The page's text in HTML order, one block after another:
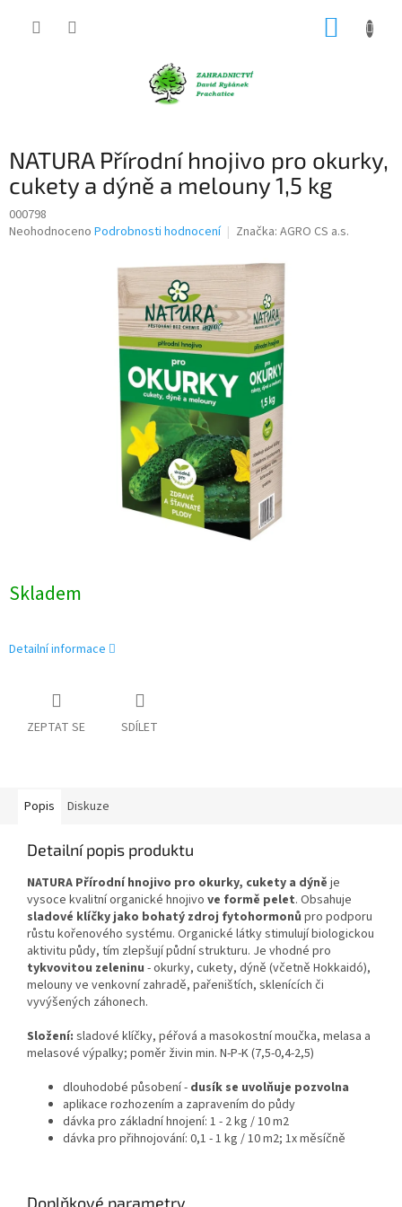
NATURA Přírodní hnojivo pro okurky,
cukety a dýně a melouny 1,5 kg
000798
Průměrné
Neohodnoceno Podrobnosti hodnocení Značka: AGRO CS a.s.
Skladem
Detailní informace
ZEPTAT SE SDÍLET
Popis Diskuze
Detailní popis produktu
NATURA Přírodní hnojivo pro okurky, cukety a dýně je
vysoce kvalitní organické hnojivo ve formě pelet. Obsahuje
sladové klíčky jako bohatý zdroj fytohormonů pro podporu
růstu kořenového systému. Organické látky stimulují biologickou
aktivitu půdy, tím zlepšují půdní strukturu. Je vhodné pro
tykvovitou zeleninu - okurky, cukety, dýně (včetně Hokkaidó),
melouny ve venkovní zahradě, pařeništích, sklenících či
vyvýšených záhonech.
Složení: sladové klíčky, péřová a masokostní moučka, melasa a
melasové výpalky; poměr živin min. N-P-K (7,5-0,4-2,5)
dlouhodobé působení - dusík se uvolňuje pozvolna
aplikace rozhozením a zapravením do půdy
dávka pro základní hnojení: 1 - 2 kg / 10 m2
dávka pro přihnojování: 0,1 - 1 kg / 10 m2; 1x měsíčně
Doplňkové parametry